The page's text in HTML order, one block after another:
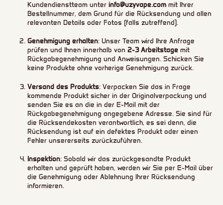
Kundendienstteam unter info@uzyvape.com mit Ihrer
Bestellnummer, dem Grund für die Rücksendung und allen
relevanten Details oder Fotos (falls zutreffend).
Genehmigung erhalten: Unser Team wird Ihre Anfrage
prüfen und Ihnen innerhalb von 2-3 Arbeitstage mit
Rückgabegenehmigung und Anweisungen. Schicken Sie
keine Produkte ohne vorherige Genehmigung zurück.
Versand des Produkts: Verpacken Sie das in Frage
kommende Produkt sicher in der Originalverpackung und
senden Sie es an die in der E-Mail mit der
Rückgabegenehmigung angegebene Adresse. Sie sind für
die Rücksendekosten verantwortlich, es sei denn, die
Rücksendung ist auf ein defektes Produkt oder einen
Fehler unsererseits zurückzuführen.
Inspektion: Sobald wir das zurückgesandte Produkt
erhalten und geprüft haben, werden wir Sie per E-Mail über
die Genehmigung oder Ablehnung Ihrer Rücksendung
informieren.